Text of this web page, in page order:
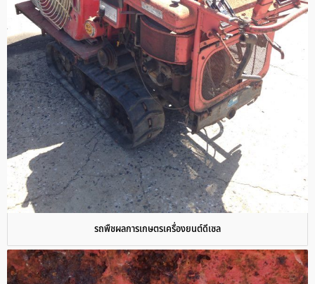
รถพืชผลการเกษตรเครื่องยนต์ดีเซล